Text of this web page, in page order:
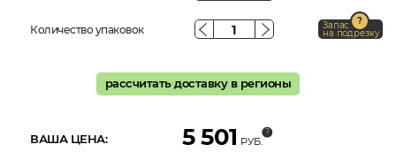
Количество упаковок Запас
на подрезку
рассчитать доставку в регионы
ВАША ЦЕНА: 5 501 РУБ.